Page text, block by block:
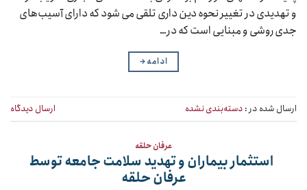
و تهدیدی در تغییر نحوه دین داری تلقی می شود که دارای آسیب‌های
جدی روشی و مبنایی است که در…
ادامه→
ارسال شده در : دسته‌بندی نشده ارسال دیدگاه
عرفان حلقه
استثمار بیماران و تهدید سلامت جامعه توسط
عرفان حلقه